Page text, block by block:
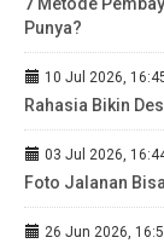
Punya?
10 Jul 2026,
Rahasia Bikin
03 Jul 2026,
Foto Jalanan
26 Jun 2026,